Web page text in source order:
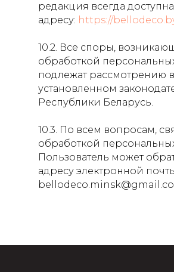
редакция всегда
адресу: https://
10.2. Все споры,
обработкой
подлежат рассмотрению
установленном
Республики Беларусь.
10.3. По всем вопросам,
обработкой
Пользователь может
адресу электронной